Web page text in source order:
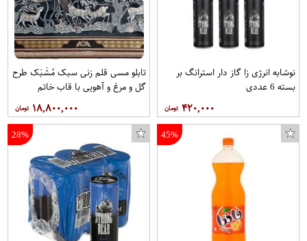
نوشابه انرژی زا گاز دار استرانگ بر
بسته 6 عددی
۴۲۰,۰۰۰
تابلو مسی قلم زنی سبک مُشَبَک طرح
گل و مرغ و آهویی با قاب خاتم
صلیبی مخصوص موزه و دکوراسیون در
ابعاد 40*80 کد 1 برند قلمستان
فروشگاه قلمستان
۱۸,۸۰۰,۰۰۰
45%
28%